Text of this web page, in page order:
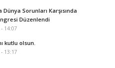
Dünya Sorunları Karşısında
Düzenlendi
14:07
kutlu olsun.
13:17